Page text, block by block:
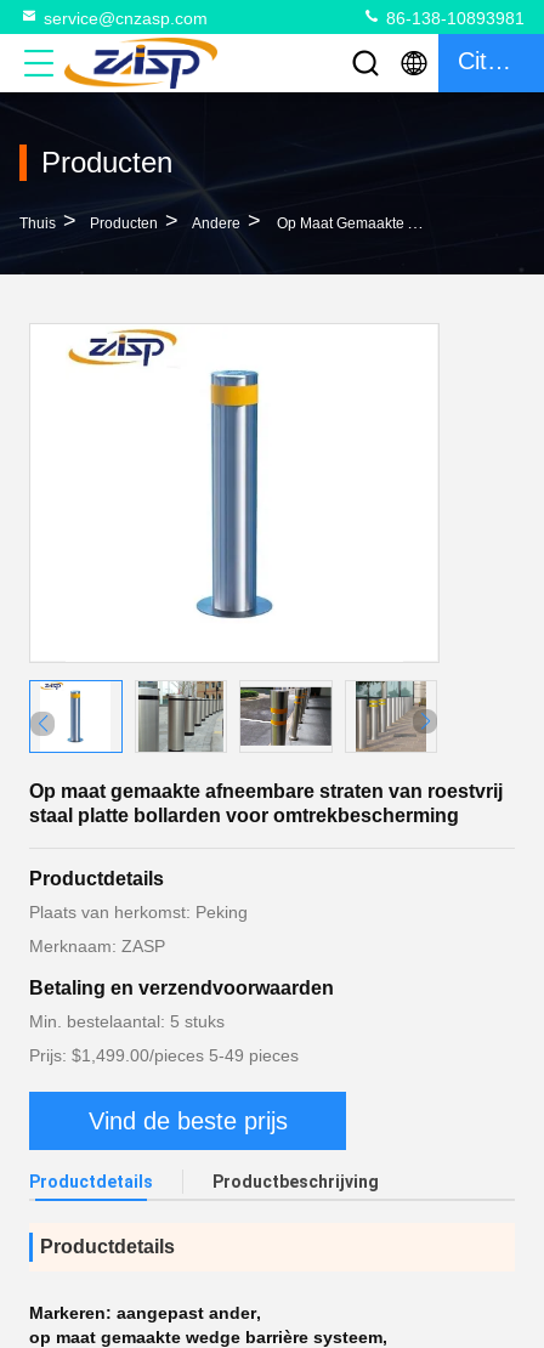
service@cnzasp.com 86-138-10893981
Citaat
Producten
Thuis > Producten > Andere > Op Maat Gemaakte Afneembare Straten Van Roestvrij Staal Platte Bollarden Voor Omtrekbescherming
Op maat gemaakte afneembare straten van roestvrij
staal platte bollarden voor omtrekbescherming
Productdetails
Plaats van herkomst: Peking
Merknaam: ZASP
Betaling en verzendvoorwaarden
Min. bestelaantal: 5 stuks
Prijs: $1,499.00/pieces 5-49 pieces
Vind de beste prijs
Productdetails Productbeschrijving
Productdetails
Markeren: aangepast ander,
op maat gemaakte wedge barrière systeem,